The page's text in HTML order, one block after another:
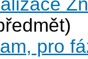
pro